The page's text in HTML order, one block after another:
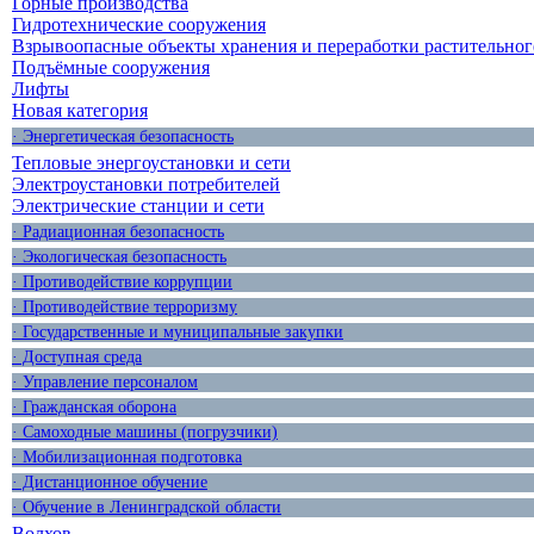
Гидротехнические сооружения
Взрывоопасные объекты хранения и переработки
Подъёмные сооружения
Лифты
Новая категория
· Энергетическая безопасность
Тепловые энергоустановки и сети
Электроустановки потребителей
Электрические станции и сети
· Радиационная безопасность
· Экологическая безопасность
· Противодействие коррупции
· Противодействие терроризму
· Государственные и муниципальные закупки
· Доступная среда
· Управление персоналом
· Гражданская оборона
· Самоходные машины (погрузчики)
· Мобилизационная подготовка
· Дистанционное обучение
· Обучение в Ленинградской области